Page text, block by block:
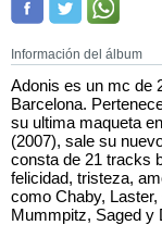
Información del álbum
Adonis es un mc de
Barcelona.
su ultima maqueta
(2007), sale su
consta de 21 tracks
felicidad, tristeza,
como Chaby,
Mummpitz, Saged y